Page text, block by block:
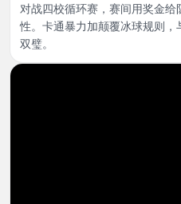
对战四校循环赛，赛间用奖金
性。卡通暴力加颠覆冰球规则
双璧。